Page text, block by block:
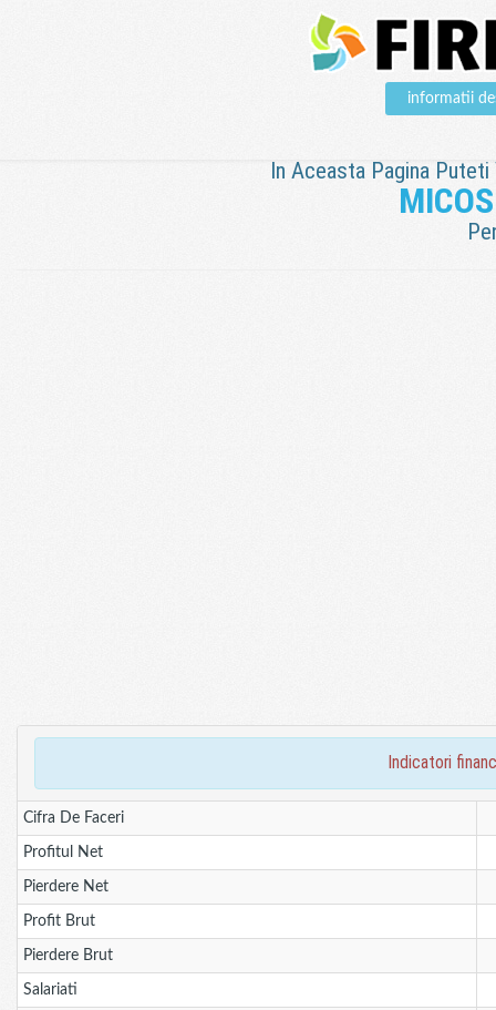
informatii
In Aceasta Pagina
indicatori
Cifra De Faceri
Profitul Net
Pierdere Net
Profit Brut
Pierdere Brut
Salariati